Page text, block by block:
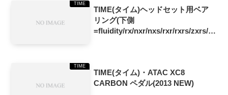
TIME
TIME(タイム)ヘッドセット用ベア
リング(下側
=fluidity/rx/nxr/nxs/rxr/rxrs/zxrs/上
TIME
TIME(タイム)・ATAC XC8
CARBON ペダル(2013 NEW)